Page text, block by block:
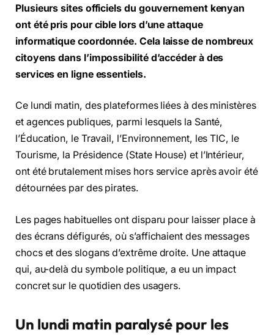
Plusieurs sites officiels du gouvernement kenyan
ont été pris pour cible lors d’une attaque
informatique coordonnée. Cela laisse de nombreux
citoyens dans l’impossibilité d’accéder à des
services en ligne essentiels.
Ce lundi matin, des plateformes liées à des ministères
et agences publiques, parmi lesquels la Santé,
l’Éducation, le Travail, l’Environnement, les TIC, le
Tourisme, la Présidence (State House) et l’Intérieur,
ont été brutalement mises hors service après avoir été
détournées par des pirates.
Les pages habituelles ont disparu pour laisser place à
des écrans défigurés, où s’affichaient des messages
chocs et des slogans d’extrême droite. Une attaque
qui, au-delà du symbole politique, a eu un impact
concret sur le quotidien des usagers.
Un lundi matin paralysé pour les